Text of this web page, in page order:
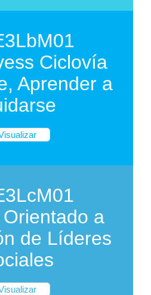
Ciclovía
Aprender a
a
de Líderes